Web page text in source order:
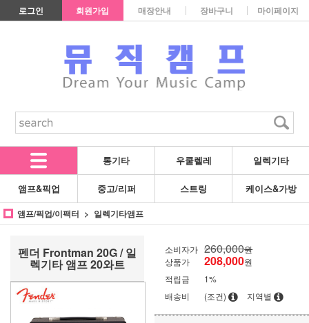
로그인 회원가입 매장안내 장바구니 마이페이지
통기타 우쿨렐레 일렉기타
앰프&픽업 중고/리퍼 스트링 케이스&가방
앰프/픽업/이팩터 일렉기타앰프
펜더 Frontman 20G / 일
렉기타 앰프 20와트
소비자가 260,000원
상품가
208,000원
적립금
1%
배송비
(조건) 지역별